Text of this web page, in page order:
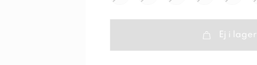
Ej i lager